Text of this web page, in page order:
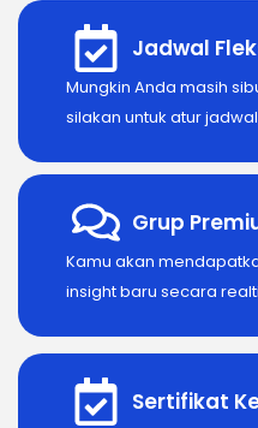
Jadwal
Mungkin Anda masih
silakan untuk atur
Grup
Kamu akan
insight baru secara
Sertifikat